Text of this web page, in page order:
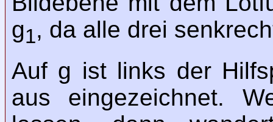
g1, da alle drei
Auf g ist links der
aus eingezeichnet.